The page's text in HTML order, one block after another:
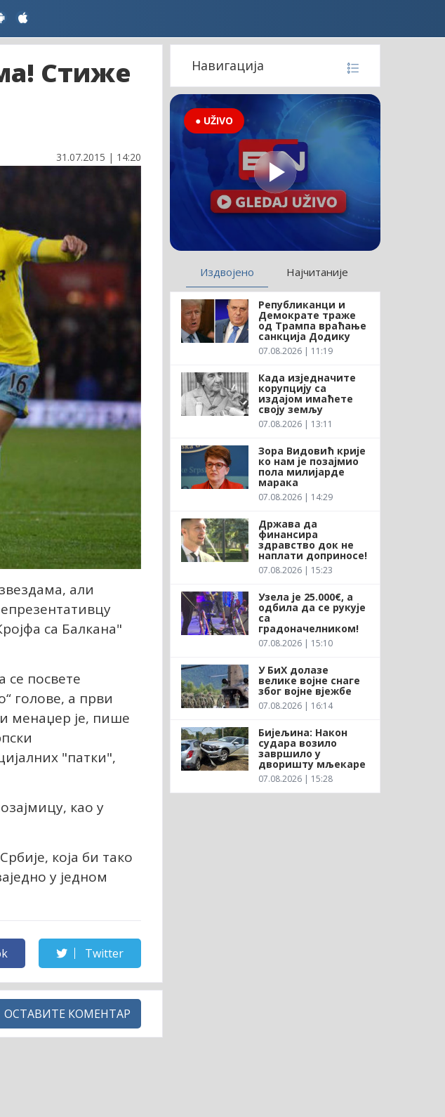
Стиже
31.07.2015 | 14:20
али
са Балкана"
посвете
голове, а први
менаџер је, пише
"патки",
као у
која би тако
у једном
Twitter
ОСТАВИТЕ КОМЕНТАР
Навигација
● UŽIVO
Издвојено Најчитаније
Републиканци и
Демократе траже
од Трампа враћање
санкција Додику
07.08.2026 | 11:19
Када изједначите
корупцију са
издајом имаћете
своју земљу
07.08.2026 | 13:11
Зора Видовић крије
ко нам је позајмио
пола милијарде
марака
07.08.2026 | 14:29
Држава да
финансира
здравство док не
наплати доприносе!
07.08.2026 | 15:23
Узела је 25.000€, а
одбила да се рукује
са
градоначелником!
07.08.2026 | 15:10
У БиХ долазе
велике војне снаге
због војне вјежбе
07.08.2026 | 16:14
Бијељина: Након
судара возило
завршило у
дворишту мљекаре
07.08.2026 | 15:28